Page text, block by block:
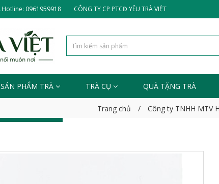
Hotline: 0961959918 CÔNG TY CP PTCĐ YÊU TRÀ VIỆT
SẢN PHẨM TRÀ TRÀ CỤ QUÀ TẶNG TRÀ
Trang chủ Công ty TNHH MTV